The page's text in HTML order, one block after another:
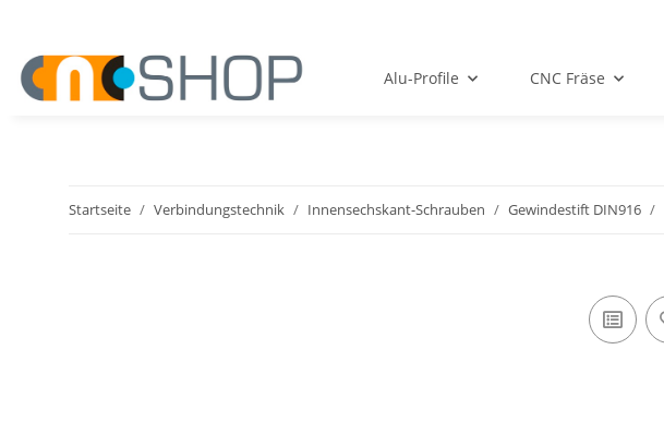
Alu-Profile CNC Fräse
Startseite Verbindungstechnik Innensechskant-Schrauben Gewindestift DIN916